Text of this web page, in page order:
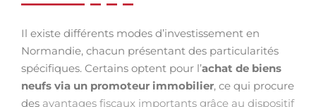
Il existe différents modes d’investissement en
Normandie, chacun présentant des particularités
spécifiques. Certains optent pour l’achat de biens
neufs via un promoteur immobilier, ce qui procure
des avantages fiscaux importants grâce au dispositif